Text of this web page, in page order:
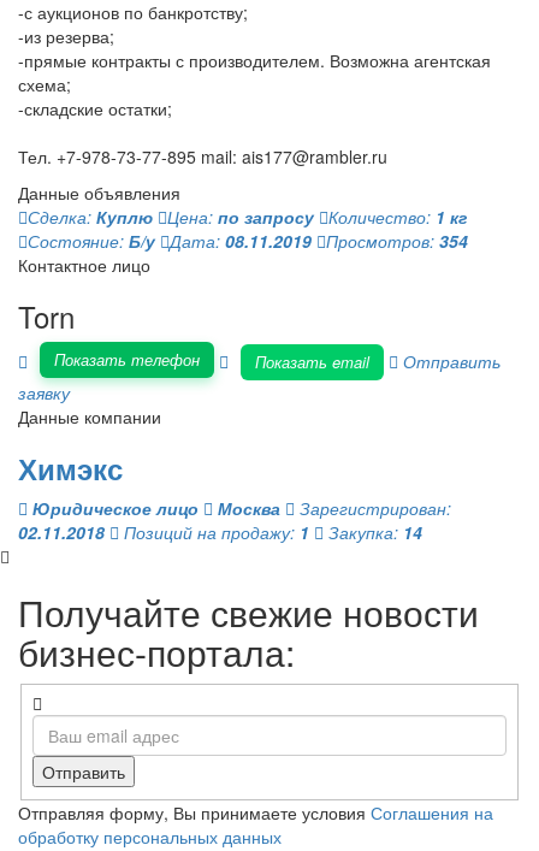
-с аукционов по банкротству;
-из резерва;
-прямые контракты с производителем. Возможна агентская
схема;
-складские остатки;
Тел. +7-978-73-77-895 mail: ais177@rambler.ru
Данные объявления
Сделка: Куплю Цена: по запросу Количество: 1 кг
Состояние: Б/у Дата: 08.11.2019 Просмотров: 354
Контактное лицо
Torn
Показать телефон Показать email
Отправить
заявку
Данные компании
Химэкс
Юридическое лицо Москва
Зарегистрирован:
02.11.2018
Позиций на продажу: 1 Закупка: 14
Получайте свежие новости
бизнес-портала:
Отправить
Отправляя форму, Вы принимаете условия Соглашения на
обработку персональных данных